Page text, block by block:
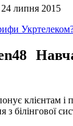
липня 2015
клієнтам і
з білінгової